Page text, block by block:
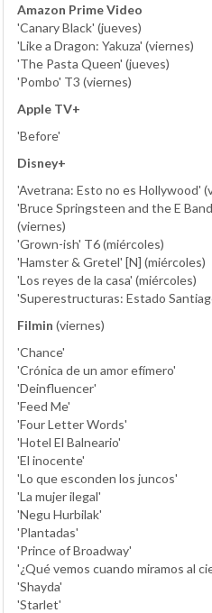
Amazon Prime Video
'Canary Black' (jueves)
'Like a Dragon: Yakuza' (viernes)
'The Pasta Queen' (jueves)
'Pombo' T3 (viernes)
Apple TV+
'Before'
Disney+
'Avetrana: Esto no es Hollywood'
'Bruce Springsteen and the E
(viernes)
'Grown-ish' T6 (miércoles)
'Hamster & Gretel' [N] (miércoles)
'Los reyes de la casa' (miércoles)
'Superestructuras: Estado
Filmin (viernes)
'Chance'
'Crónica de un amor efímero'
'Deinfluencer'
'Feed Me'
'Four Letter Words'
'Hotel El Balneario'
'El inocente'
'Lo que esconden los juncos'
'La mujer ilegal'
'Negu Hurbilak'
'Plantadas'
'Prince of Broadway'
'¿Qué vemos cuando miramos al
'Shayda'
'Starlet'